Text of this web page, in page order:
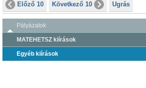
Előző 10 Következő 10 Ugrás
Pályázatok
MATEHETSZ kiírások
Egyéb kiírások